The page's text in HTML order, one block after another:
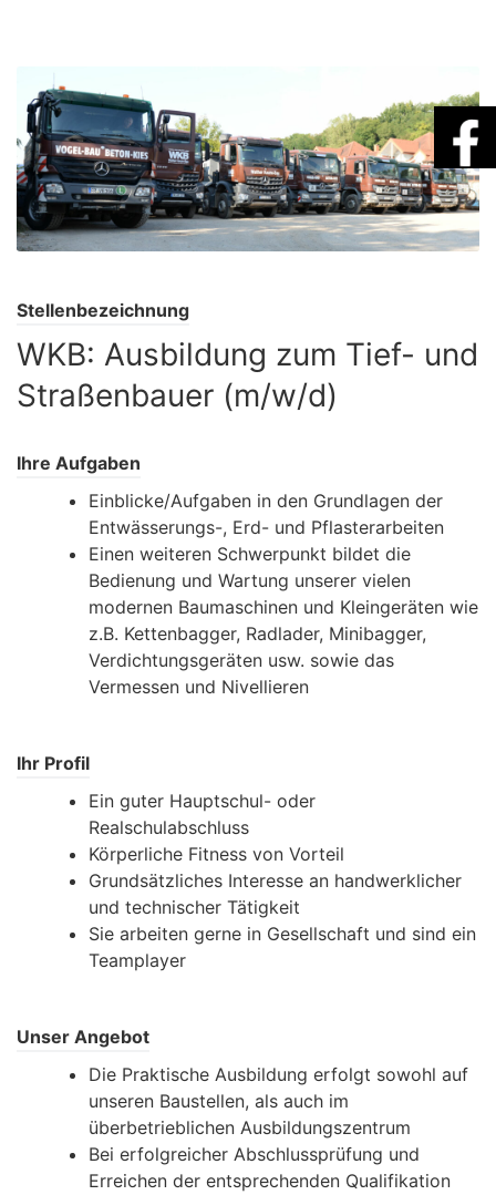
Stellenbezeichnung
WKB: Ausbildung zum Tief- und
Straßenbauer (m/w/d)
Ihre Aufgaben
Einblicke/Aufgaben in den Grundlagen der
Entwässerungs-, Erd- und Pflasterarbeiten
Einen weiteren Schwerpunkt bildet die
Bedienung und Wartung unserer vielen
modernen Baumaschinen und Kleingeräten wie
z.B. Kettenbagger, Radlader, Minibagger,
Verdichtungsgeräten usw. sowie das
Vermessen und Nivellieren
Ihr Profil
Ein guter Hauptschul- oder
Realschulabschluss
Körperliche Fitness von Vorteil
Grundsätzliches Interesse an handwerklicher
und technischer Tätigkeit
Sie arbeiten gerne in Gesellschaft und sind ein
Teamplayer
Unser Angebot
Die Praktische Ausbildung erfolgt sowohl auf
unseren Baustellen, als auch im
überbetrieblichen Ausbildungszentrum
Bei erfolgreicher Abschlussprüfung und
Erreichen der entsprechenden Qualifikation